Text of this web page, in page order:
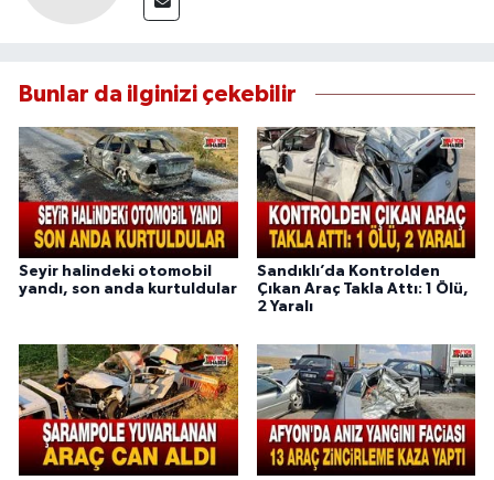
Bunlar da ilginizi çekebilir
Seyir halindeki otomobil
yandı, son anda kurtuldular
Sandıklı’da Kontrolden
Çıkan Araç Takla Attı: 1 Ölü,
2 Yaralı